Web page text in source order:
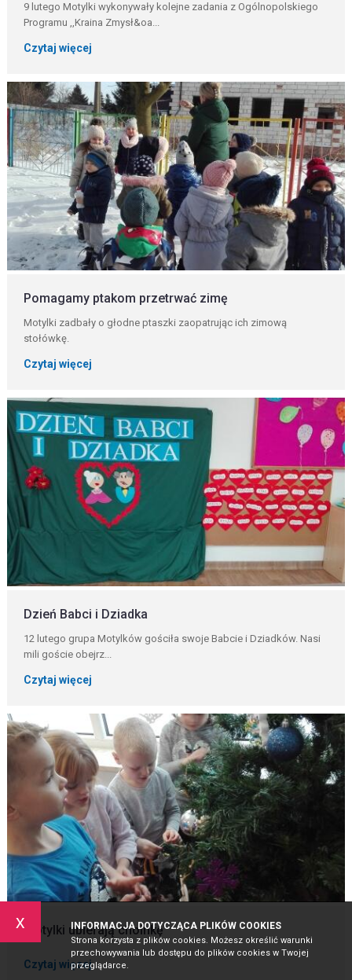
x INFORMACJA DOTYCZĄCA PLIKÓW COOKIES
Strona korzysta z plików cookies. Możesz określić warunki
przechowywania lub dostępu do plików cookies w Twojej
przeglądarce.
9 lutego Motylki wykonywały kolejne zadania z Ogólnopolskiego
Programu ,,Kraina Zmysł&oa...
Czytaj więcej
Pomagamy ptakom przetrwać zimę
Motylki zadbały o głodne ptaszki zaopatrując ich zimową
stołówkę.
Czytaj więcej
Dzień Babci i Dziadka
12 lutego grupa Motylków gościła swoje Babcie i Dziadków. Nasi
mili goście obejrz...
Czytaj więcej
Motylki ubierają choinkę
Czytaj więcej